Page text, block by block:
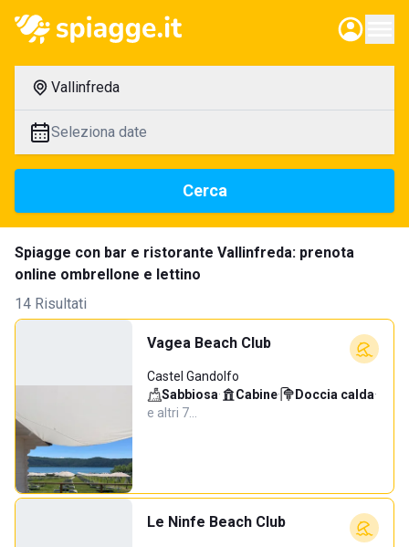
Vallinfreda
Seleziona date
Cerca
Spiagge con bar e ristorante Vallinfreda: prenota
online ombrellone e lettino
14 Risultati
Vagea Beach Club
Castel Gandolfo
Sabbiosa· Cabine· Doccia calda·
e altri 7…
Le Ninfe Beach Club